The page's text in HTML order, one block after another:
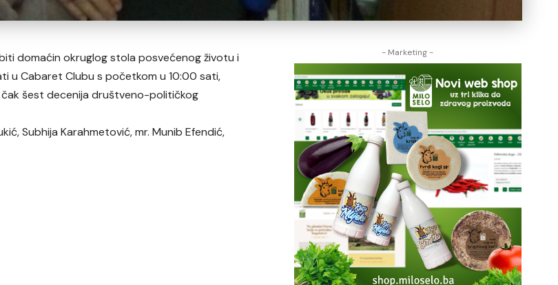
domaćin okruglog stola posvećenog životu i
u Cabaret Clubu s početkom u 10:00 sati,
šest decenija društveno-političkog
Subhija Karahmetović, mr. Munib Efendić,
- Marketing -